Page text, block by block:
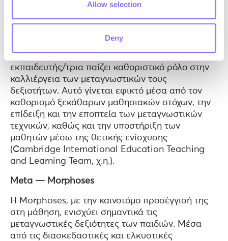
Allow selection
Deny
δίνει έμφαση στο να μπορούν οι μαθητές να
διαχειρίζονται οι ίδιοι τη μάθησή τους, ο/η
εκπαιδευτής/τρια παίζει καθοριστικό ρόλο στην
καλλιέργεια των μεταγνωστικών τους
δεξιοτήτων. Αυτό γίνεται εφικτό μέσα από τον
καθορισμό ξεκάθαρων μαθησιακών στόχων, την
επίδειξη και την εποπτεία των μεταγνωστικών
τεχνικών, καθώς και την υποστήριξη των
μαθητών μέσω της θετικής ενίσχυσης
(Cambridge International Education Teaching
and Learning Team, χ.η.).
Meta — Morphoses
Η Morphoses, με την καινοτόμο προσέγγισή της
στη μάθηση, ενισχύει σημαντικά τις
μεταγνωστικές δεξιότητες των παιδιών. Μέσα
από τις διασκεδαστικές και ελκυστικές